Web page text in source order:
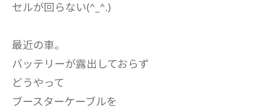
セルが回らない(^_^.)
最近の車。
バッテリーが露出しておらず
どうやって
ブースターケーブルを